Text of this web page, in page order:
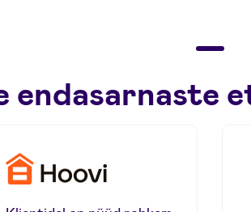
endasarnaste